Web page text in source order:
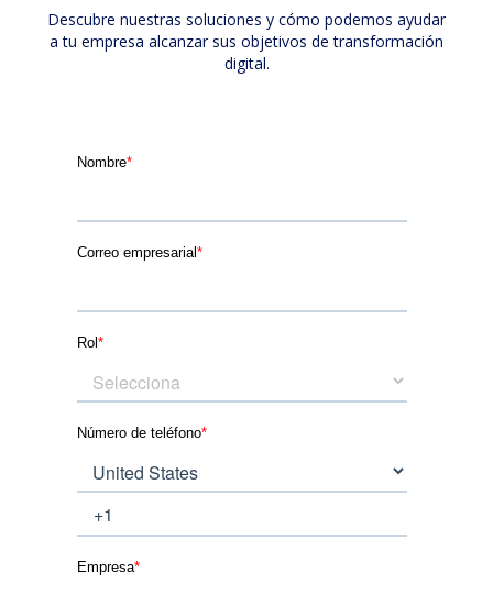
Descubre nuestras soluciones y cómo podemos ayudar
a tu empresa alcanzar sus objetivos de transformación
digital.